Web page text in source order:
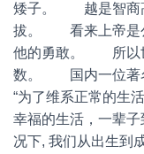
矮子。 越是智商高
拔。 看来上帝是公
他的勇敢。 所以
数。 国内一位著名
“为了维系正常的生
幸福的生活，一辈
况下, 我们从出生到